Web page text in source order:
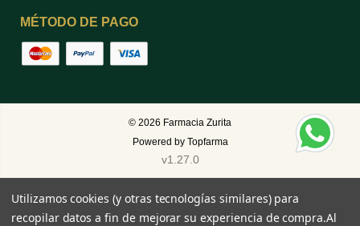
MÉTODO DE PAGO
© 2026 Farmacia Zurita
Powered by Topfarma
v1.27.0
Utilizamos cookies (y otras tecnologías similares) para
recopilar datos a fin de mejorar su experiencia de compra.Al